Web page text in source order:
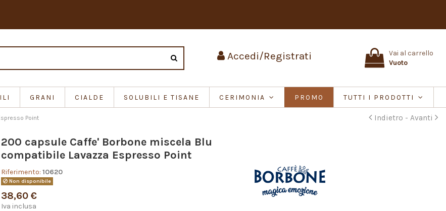
Accedi/Registrati
Vai al carrello
Vuoto
GRANI CIALDE SOLUBILI E TISANE CERIMONIA PROMO TUTTI I PRODOTTI
Point Indietro - Avanti
200 capsule Caffe' Borbone miscela Blu
compatibile Lavazza Espresso Point
Riferimento: 10620
Non disponibile
38,60 €
Iva inclusa